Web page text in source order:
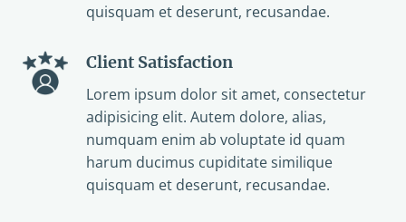
quisquam et deserunt, recusandae.
Client Satisfaction
Lorem ipsum dolor sit amet, consectetur
adipisicing elit. Autem dolore, alias,
numquam enim ab voluptate id quam
harum ducimus cupiditate similique
quisquam et deserunt, recusandae.